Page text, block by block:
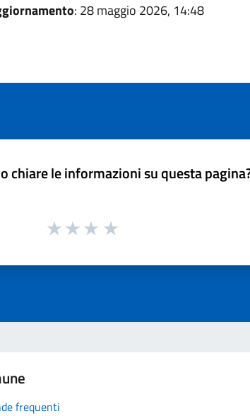
: 28 maggio 2026, 14:48
chiare le informazioni su questa
frequenti